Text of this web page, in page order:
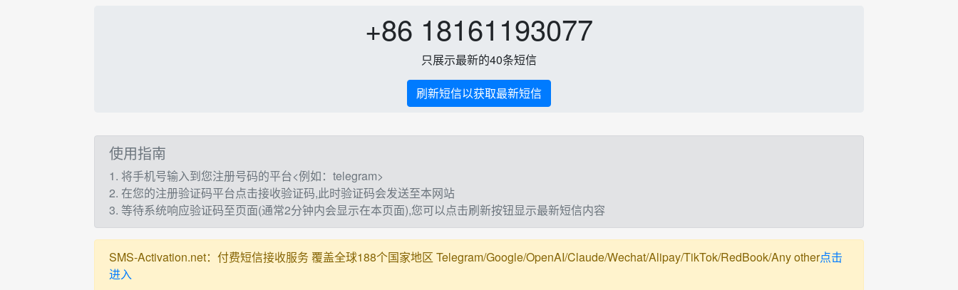
+86 18161193077
只展示最新的40条短信
刷新短信以获取最新短信
使用指南
1. 将手机号输入到您注册号码的平台<例如：telegram>
2. 在您的注册验证码平台点击接收验证码,此时验证码会发送至本网站
3. 等待系统响应验证码至页面(通常2分钟内会显示在本页面),您可以点击刷新按钮显示最新短信内容
SMS-Activation.net：付费短信接收服务 覆盖全球188个国家地区 Telegram/Google/OpenAI/Claude/Wechat/Alipay/TikTok/RedBook/Any other点击
进入